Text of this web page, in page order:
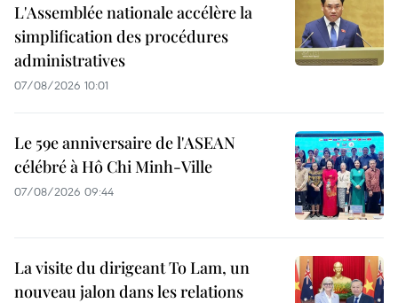
L'Assemblée nationale accélère la
simplification des procédures
administratives
07/08/2026 10:01
Le 59e anniversaire de l'ASEAN
célébré à Hô Chi Minh-Ville
07/08/2026 09:44
La visite du dirigeant To Lam, un
nouveau jalon dans les relations